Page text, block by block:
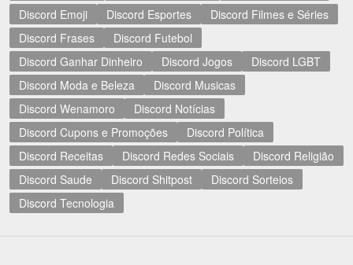
Discord Emoji
Discord Esportes
Discord Filmes e Séries
Discord Frases
Discord Futebol
Discord Ganhar Dinheiro
Discord Jogos
Discord LGBT
Discord Moda e Beleza
Discord Musicas
Discord Wenamoro
Discord Notícias
Discord Cupons e Promoções
Discord Política
Discord Receitas
Discord Redes Sociais
Discord Religião
Discord Saude
Discord Shitpost
Discord Sorteios
Discord Tecnologia